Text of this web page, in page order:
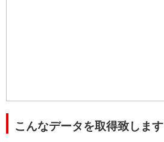
こんなデータを取得致します